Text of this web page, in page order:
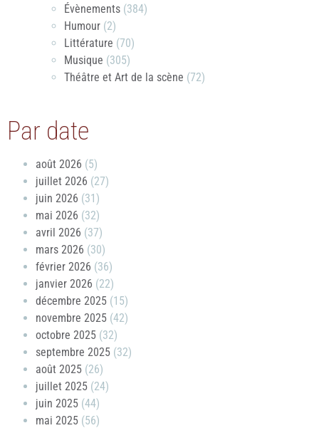
Évènements (384)
Humour (2)
Littérature (70)
Musique (305)
Théâtre et Art de la scène (72)
Par date
août 2026 (5)
juillet 2026 (27)
juin 2026 (31)
mai 2026 (32)
avril 2026 (37)
mars 2026 (30)
février 2026 (36)
janvier 2026 (22)
décembre 2025 (15)
novembre 2025 (42)
octobre 2025 (32)
septembre 2025 (32)
août 2025 (26)
juillet 2025 (24)
juin 2025 (44)
mai 2025 (56)